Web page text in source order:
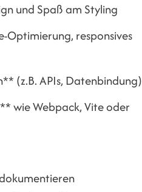
und Spaß am Styling
responsives
(z.B. APIs, Datenbindung)
wie Webpack, Vite oder